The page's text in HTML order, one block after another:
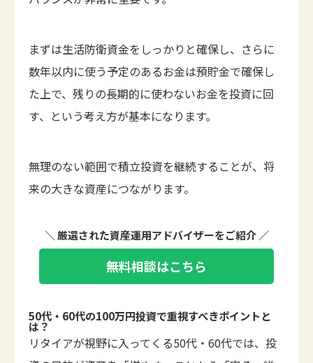
まずは生活防衛資金をしっかりと確保し、さらに
数年以内に使う予定のあるお金は預貯金で確保し
た上で、残りの長期的に使わないお金を投資に回
す、という考え方が基本になります。
無理のない範囲で積立投資を継続することが、将
来の大きな資産につながります。
＼ 厳選された資産運用アドバイザーをご紹介 ／
無料相談はこちら
50代・60代の100万円投資で重視すべきポイントと
は？
リタイアが視野に入ってくる50代・60代では、投